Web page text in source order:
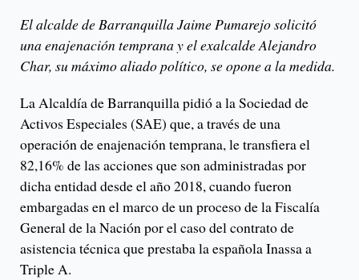
El alcalde de Barranquilla Jaime Pumarejo solicitó
una enajenación temprana y el exalcalde Alejandro
Char, su máximo aliado político, se opone a la medida.
La Alcaldía de Barranquilla pidió a la Sociedad de
Activos Especiales (SAE) que, a través de una
operación de enajenación temprana, le transfiera el
82,16% de las acciones que son administradas por
dicha entidad desde el año 2018, cuando fueron
embargadas en el marco de un proceso de la Fiscalía
General de la Nación por el caso del contrato de
asistencia técnica que prestaba la española Inassa a
Triple A.